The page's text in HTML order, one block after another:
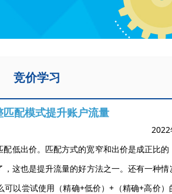
竞价学习
匹配模式提升账户流量
2022
低出价。匹配方式的宽窄和出价是成正比
这也是提升流量的好方法之一。还有一种
以尝试使用（精确+低价）+（精确+高价